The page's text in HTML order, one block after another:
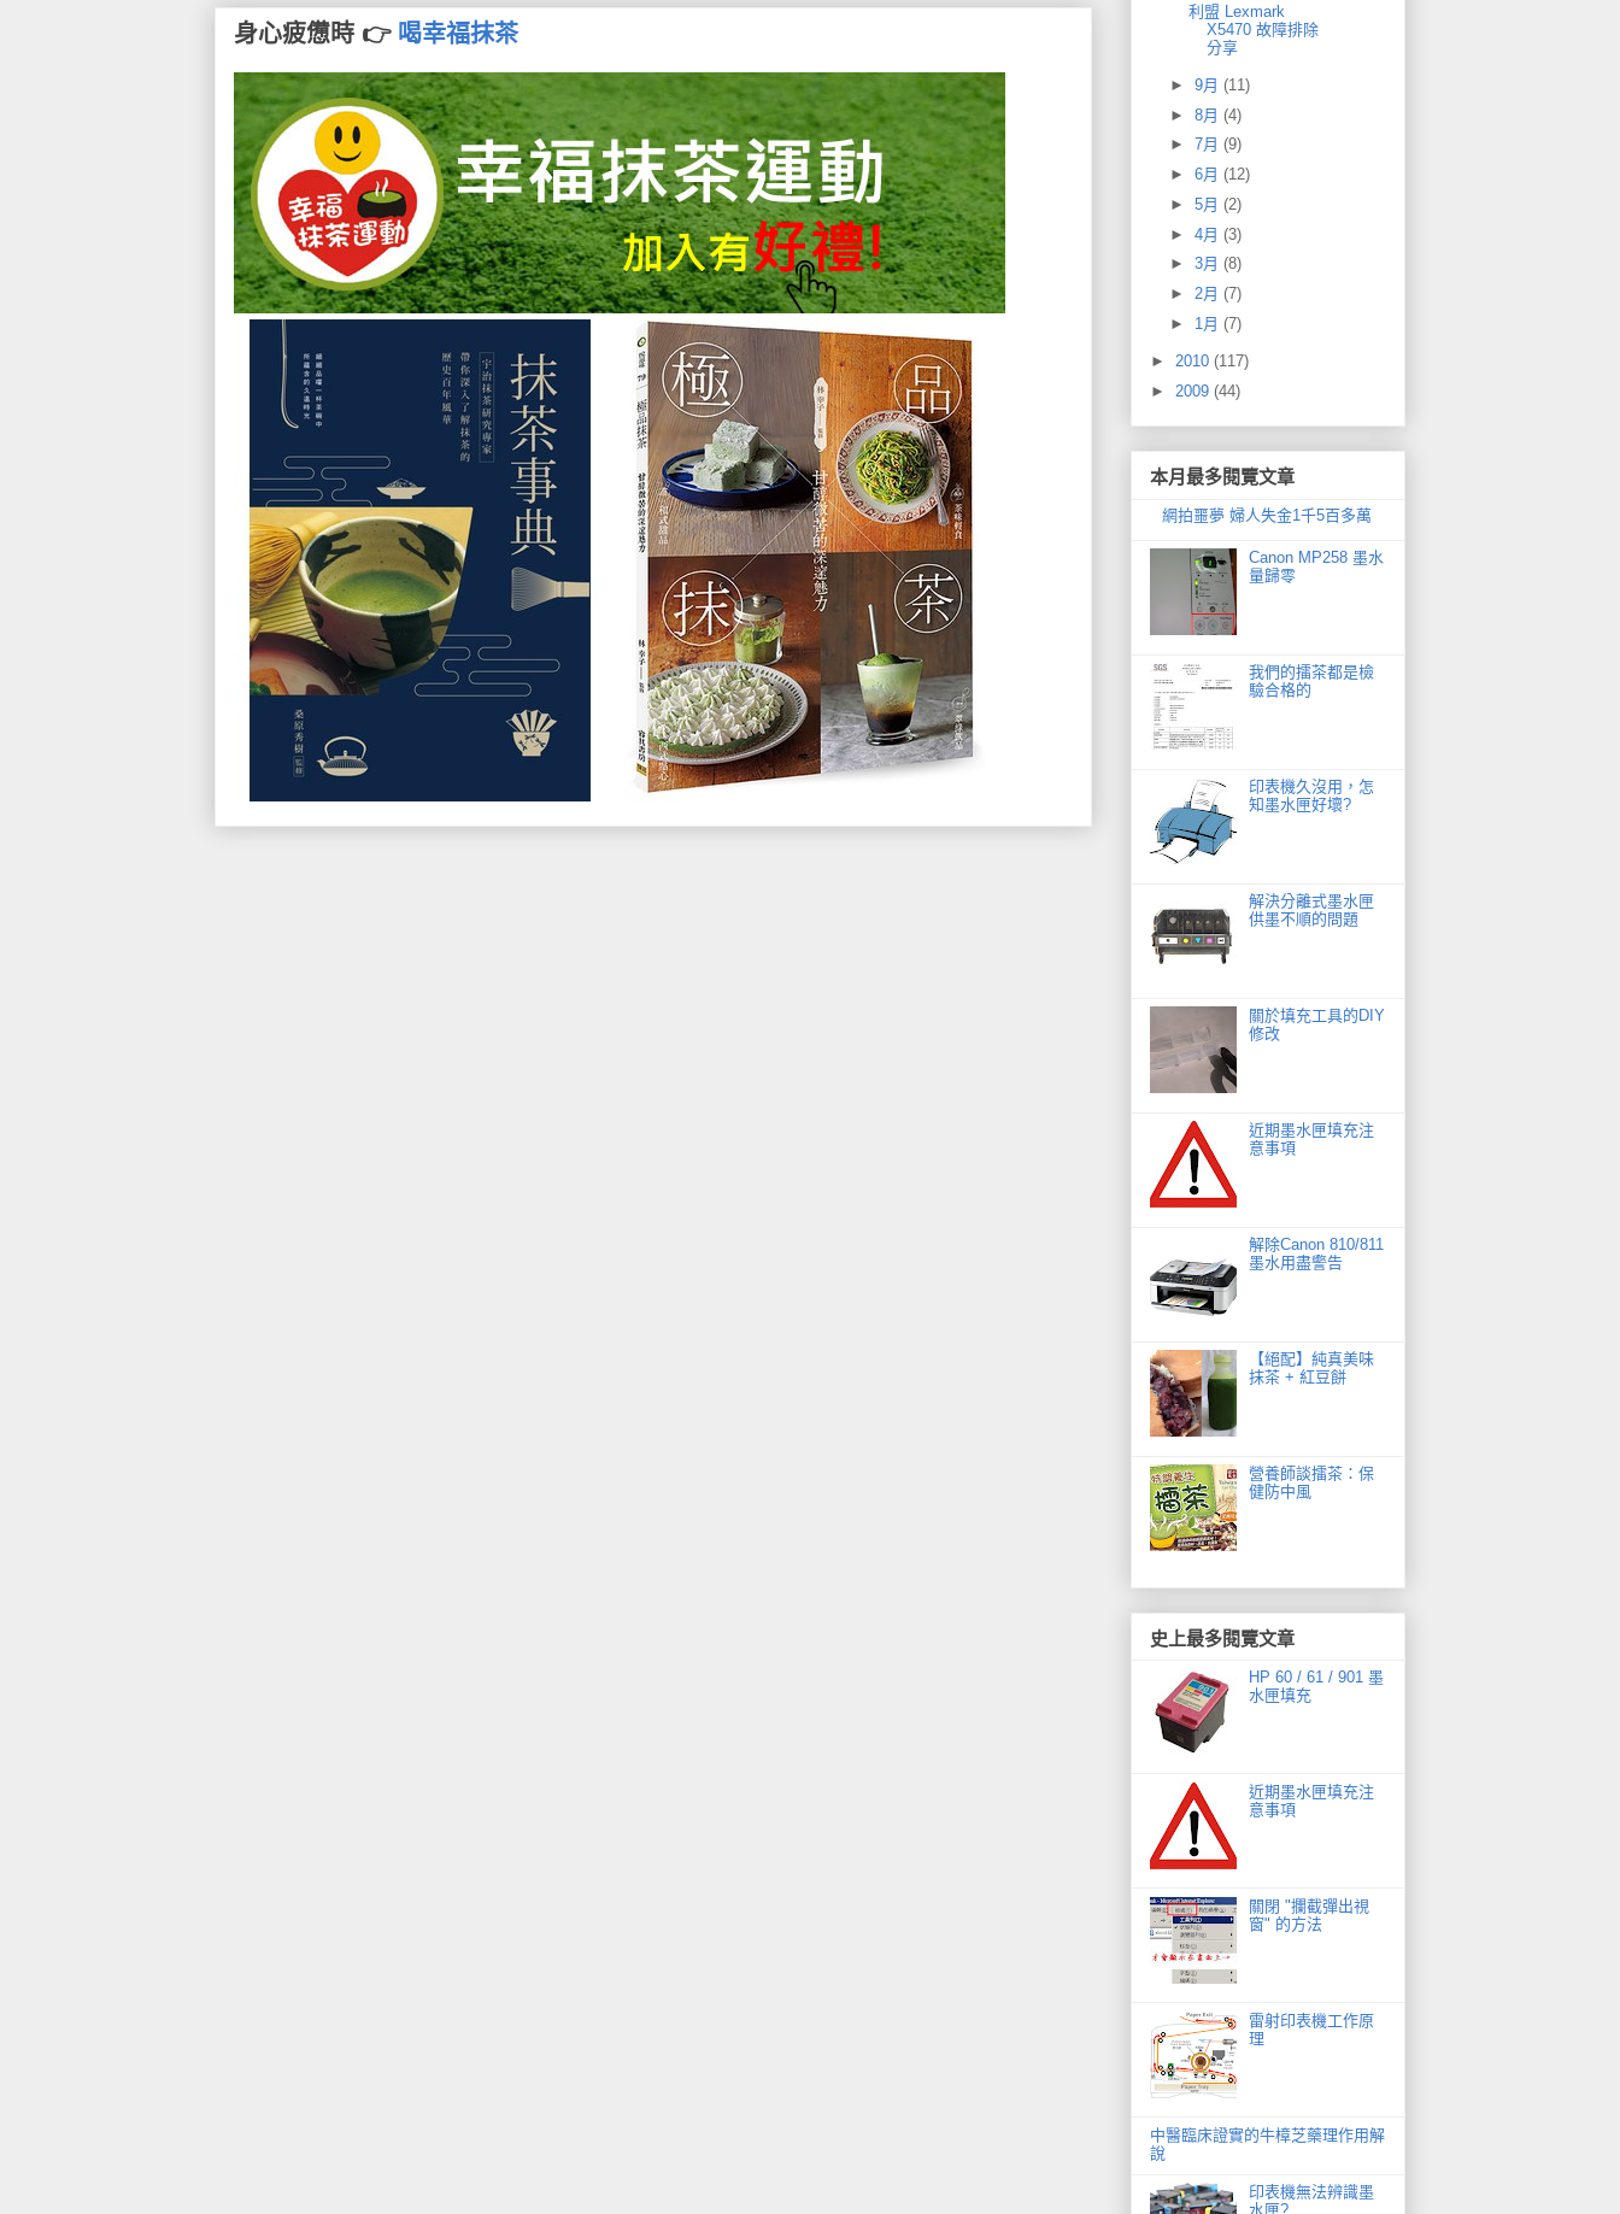
身心疲憊時 👉 喝幸福抹茶
利盟 Lexmark
X5470 故障排除
分享
► 9月 (11)
► 8月 (4)
► 7月 (9)
► 6月 (12)
► 5月 (2)
► 4月 (3)
► 3月 (8)
► 2月 (7)
► 1月 (7)
► 2010 (117)
► 2009 (44)
本月最多閱覽文章
網拍噩夢 婦人失金1千5百多萬
Canon MP258 墨水
量歸零
我們的擂茶都是檢
驗合格的
印表機久沒用，怎
知墨水匣好壞?
解決分離式墨水匣
供墨不順的問題
關於填充工具的DIY
修改
近期墨水匣填充注
意事項
解除Canon 810/811
墨水用盡警告
【絕配】純真美味
抹茶 + 紅豆餅
營養師談擂茶：保
健防中風
史上最多閱覽文章
HP 60 / 61 / 901 墨
水匣填充
近期墨水匣填充注
意事項
關閉 "攔截彈出視
窗" 的方法
雷射印表機工作原
理
中醫臨床證實的牛樟芝藥理作用解
說
印表機無法辨識墨
水匣?